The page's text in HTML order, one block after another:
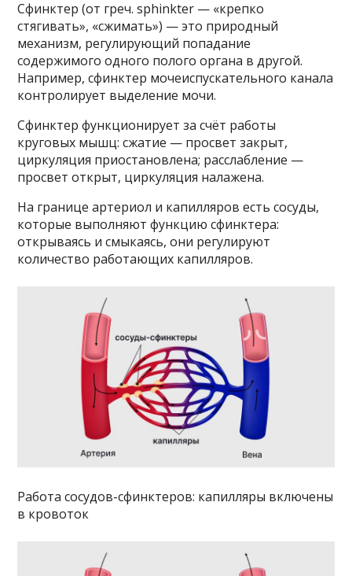
Сфинктер (от греч. sphinkter — «крепко
стягивать», «сжимать») — это природный
механизм, регулирующий попадание
содержимого одного полого органа в другой.
Например, сфинктер мочеиспускательного канала
контролирует выделение мочи.
Сфинктер функционирует за счёт работы
круговых мышц: сжатие — просвет закрыт,
циркуляция приостановлена; расслабление —
просвет открыт, циркуляция налажена.
На границе артериол и капилляров есть сосуды,
которые выполняют функцию сфинктера:
открываясь и смыкаясь, они регулируют
количество работающих капилляров.
Работа сосудов-сфинктеров: капилляры включены
в кровоток